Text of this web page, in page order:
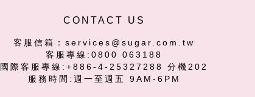
CONTACT US
客服信箱：services@sugar.com.tw
客服專線:0800 063188
國際客服專線:+886-4-25327288 分機202
服務時間:週一至週五 9AM-6PM